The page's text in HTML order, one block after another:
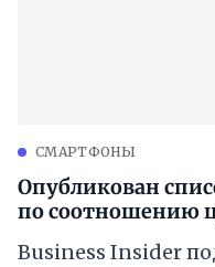
CМАРТФОНЫ
Опубликован
по соотношению
Business Insider